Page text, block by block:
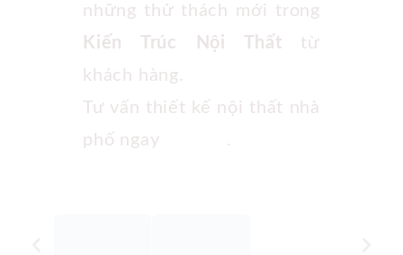
những thử thách mới trong
Kiến Trúc Nội Thất từ
khách hàng.
Tư vấn thiết kế nội thất nhà
phố ngay
.